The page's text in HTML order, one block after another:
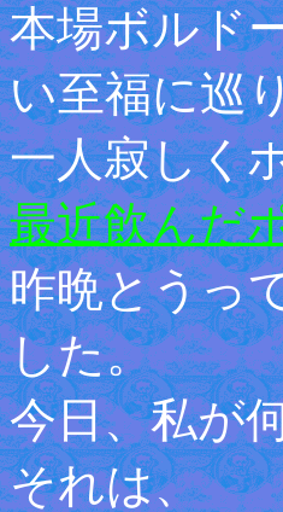
本場ボルド
い至福に巡
一人寂しく
最近飲んだ
昨晩とうっ
した。
今日、私が
それは、